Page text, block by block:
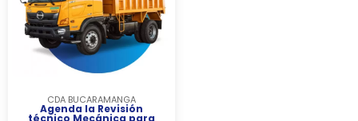
CDA BUCARAMANGA
Agenda la Revisión
técnico Mecánica para